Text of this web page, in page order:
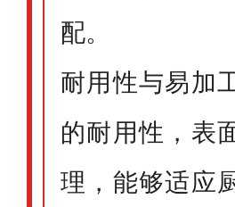
配。
耐用性与易加
的耐用性，表
理，能够适应